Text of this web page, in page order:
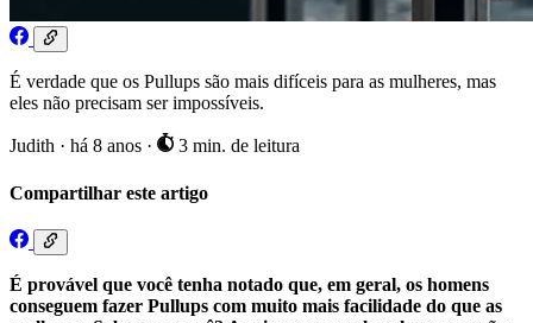
É verdade que os Pullups são mais difíceis para as mulheres, mas
eles não precisam ser impossíveis.
Judith · há 8 anos · 3 min. de leitura
Compartilhar este artigo
É provável que você tenha notado que, em geral, os homens
conseguem fazer Pullups com muito mais facilidade do que as